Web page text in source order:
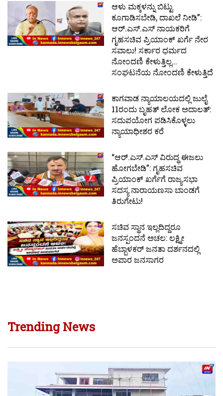
ಆಳು ಮಕ್ಕಳನ್ನು ಬಿಟ್ಟು
ಕೂಗಾಡಿಸಬೇಡಿ, ದಾಖಲೆ ನೀಡಿ”:
ಆರ್.ಎಸ್.ಎಸ್ ನಾಯಕರಿಗೆ
ಗೃಹಸಚಿವ ಪ್ರಿಯಾಂಕ್ ಖರ್ಗೆ ನೇರ
ಸವಾಲು! ಸರ್ಕಾರ ಧರ್ಮದ
ನೋಂದಣಿ ಕೇಳುತ್ತಿಲ್ಲ…
ಸಂಘಟನೆಯ ನೋಂದಣಿ ಕೇಳುತ್ತಿದೆ
ಕಾಗವಾಡ ನ್ಯಾಯಾಲಯದಲ್ಲಿ ಜುಲೈ
11ರಂದು ಬೃಹತ್ ಲೋಕ ಅದಾಲತ್:
ಸದುಪಯೋಗ ಪಡಿಸಿಕೊಳ್ಳಲು
ನ್ಯಾಯಾಧೀಶರ ಕರೆ
“ಆರ್.ಎಸ್.ಎಸ್ ವಿರುದ್ಧ ಈಜಲು
ಹೋಗಬೇಡಿ”: ಗೃಹಸಚಿವ
ಪ್ರಿಯಾಂಕ್ ಖರ್ಗೆಗೆ ರಾಜ್ಯಸಭಾ
ಸದಸ್ಯ ನಾರಾಯಣಸಾ ಬಾಂಡಗೆ
ತಿರುಗೇಟು!
ಸಚಿವ ಸ್ಥಾನ ಇಲ್ಲದಿದ್ದರೂ
ಜನಸ್ಪಂದನೆ ಅಚಲ: ಲಕ್ಷ್ಮೀ
ಹೆಬ್ಬಾಳಕರ್ ಜನತಾ ದರ್ಶನದಲ್ಲಿ
ಅಪಾರ ಜನಸಾಗರ
Trending News